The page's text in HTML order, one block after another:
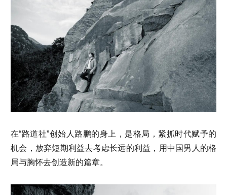
在“路道社”创始人路鹏的身上，是格局，紧抓时代赋予的
机会，放弃短期利益去考虑长远的利益，用中国男人的格
局与胸怀去创造新的篇章。